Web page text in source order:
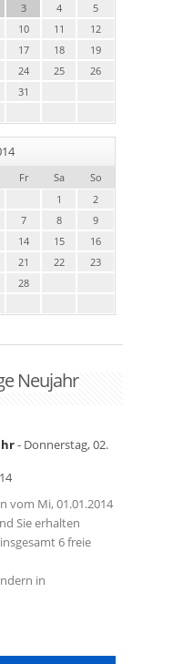
3 4
5
10 11
12
17 18
19
24 25
26
31
Fr Sa
So
1
2
7 8
9
14 15
16
21 22
23
28
Neujahr
- Donnerstag, 02.
vom Mi, 01.01.2014
Sie erhalten
6 freie
in